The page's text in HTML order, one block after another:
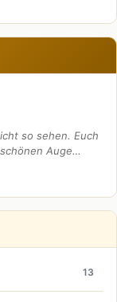
so sehen. Euch
Auge…
13